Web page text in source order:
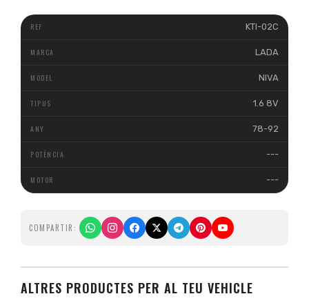
KTI-02C
LADA
NIVA
1.6 8V
78-92
---
---
COMPARTIR:
ALTRES PRODUCTES PER AL TEU VEHICLE